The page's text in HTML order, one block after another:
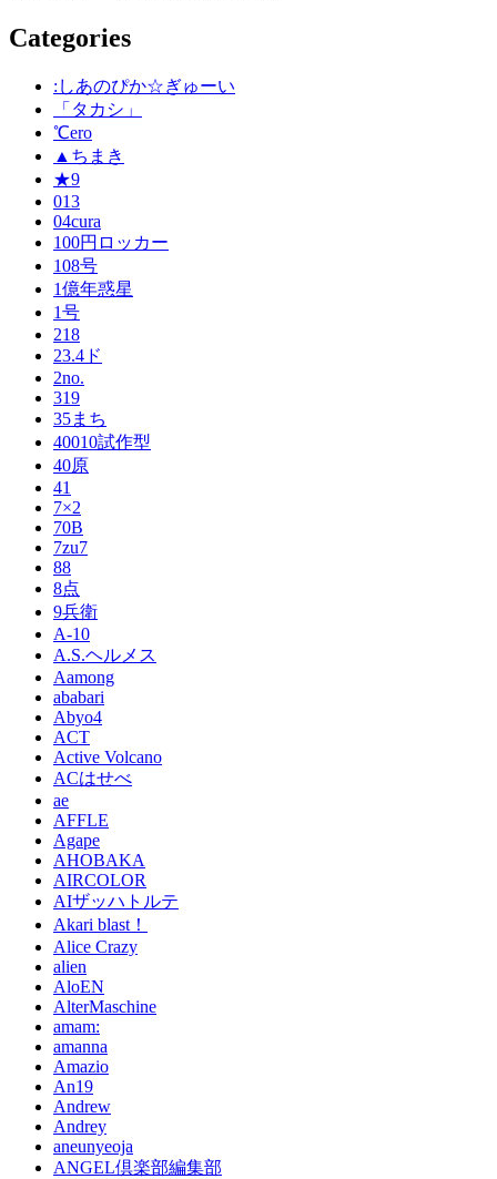
Categories
:しあのぴか☆ぎゅーい
「タカシ」
℃ero
▲ちまき
★9
013
04cura
100円ロッカー
108号
1億年惑星
1号
218
23.4ド
2no.
319
35まち
40010試作型
40原
41
7×2
70B
7zu7
88
8点
9兵衛
A-10
A.S.ヘルメス
Aamong
ababari
Abyo4
ACT
Active Volcano
ACはせべ
ae
AFFLE
Agape
AHOBAKA
AIRCOLOR
AIザッハトルテ
Akari blast！
Alice Crazy
alien
AloEN
AlterMaschine
amam:
amanna
Amazio
An19
Andrew
Andrey
aneunyeoja
ANGEL倶楽部編集部